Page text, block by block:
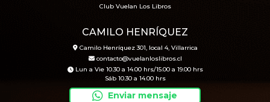
Club Vuelan Los Libros
CAMILO HENRÍQUEZ
Camilo Henríquez 301, local 4, Villarrica
contacto@vuelanloslibros.cl
Lun a Vie 10.30 a 14.00 hrs/15.00 a 19.00 hrs
Sáb 10.30 a 14.00 hrs
Enviar mensaje